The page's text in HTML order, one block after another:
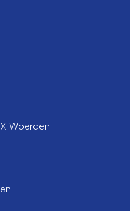
Woerden